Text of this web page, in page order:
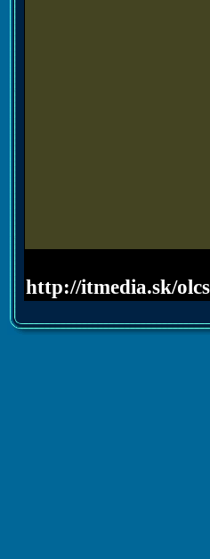
http://itmedia.sk/